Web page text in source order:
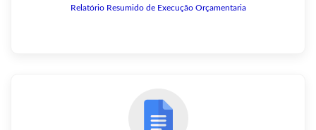
Relatório Resumido de Execução Orçamentaria